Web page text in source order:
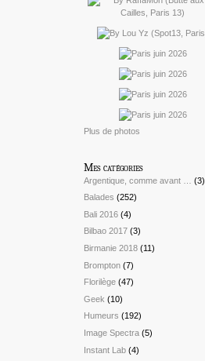
Plus de photos
Mes catégories
Argentique, comme avant …
(3)
Balades (252)
Bali 2016 (4)
Bilbao 2017 (3)
Birmanie 2018 (11)
Brompton (7)
Florilège (47)
Geek (10)
Humeurs (192)
Image Spectra (5)
Instant Lab (4)